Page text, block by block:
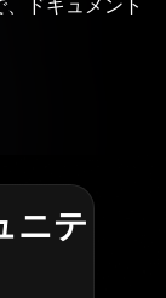
ドキュメント
ニテ